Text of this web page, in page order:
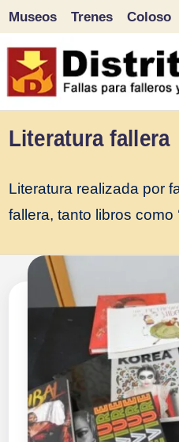
Saltar
al
Museos Trenes Coloso
Literatura fallera
Literatura realizada por
fallera, tanto libros como